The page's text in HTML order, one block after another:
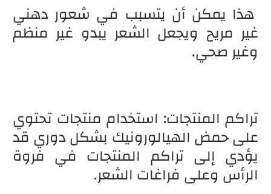
هذا يمكن أن يتسبب في شعور دهني
غير مريح ويجعل الشعر يبدو غير منظم
وغير صحي.
تراكم المنتجات: استخدام منتجات تحتوي
على حمض الهيالورونيك بشكل دوري قد
يؤدي إلى تراكم المنتجات في فروة
الرأس وعلى فراغات الشعر.